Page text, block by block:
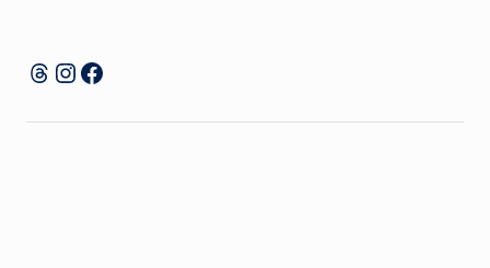
Threads
Instagram
Facebook